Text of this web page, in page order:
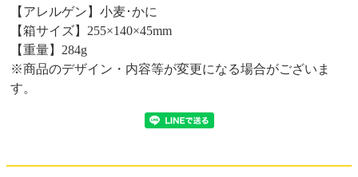
【アレルゲン】小麦･かに
【箱サイズ】255×140×45mm
【重量】284g
※商品のデザイン・内容等が変更になる場合がございま
す。